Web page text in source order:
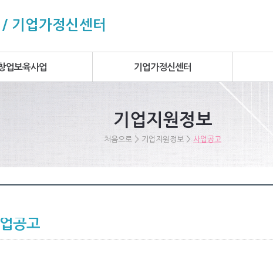
기업가정신센터
업보육사업 기업가정신센터
기업지원정보
처음으로 > 기업지원정보 > 사업공고
공고